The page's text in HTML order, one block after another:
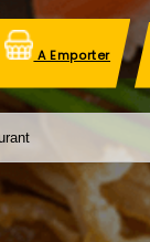
A Emporter